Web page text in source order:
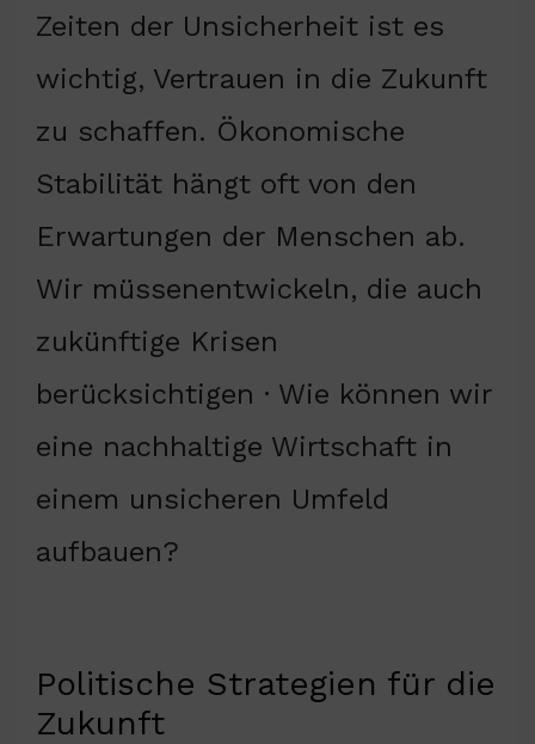
Zeiten der Unsicherheit ist es
wichtig, Vertrauen in die Zukunft
zu schaffen. Ökonomische
Stabilität hängt oft von den
Erwartungen der Menschen ab.
Wir müssenentwickeln, die auch
zukünftige Krisen
berücksichtigen · Wie können wir
eine nachhaltige Wirtschaft in
einem unsicheren Umfeld
aufbauen?
Politische Strategien für die
Zukunft